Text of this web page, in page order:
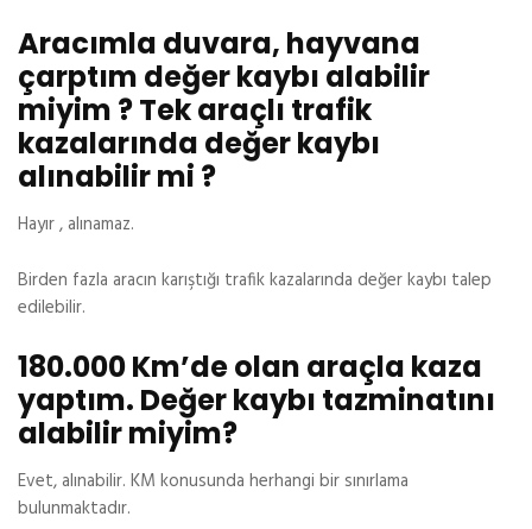
Aracımla duvara, hayvana
çarptım değer kaybı alabilir
miyim ? Tek araçlı trafik
kazalarında değer kaybı
alınabilir mi ?
Hayır , alınamaz.
Birden fazla aracın karıştığı trafik kazalarında değer kaybı talep
edilebilir.
180.000 Km’de olan araçla kaza
yaptım. Değer kaybı tazminatını
alabilir miyim?
Evet, alınabilir. KM konusunda herhangi bir sınırlama
bulunmaktadır.